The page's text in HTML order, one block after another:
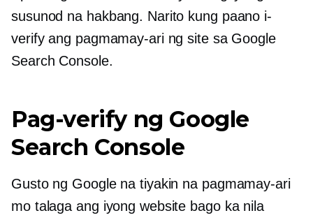
susunod na hakbang. Narito kung paano i-
verify ang pagmamay-ari ng site sa Google
Search Console.
Pag-verify ng Google
Search Console
Gusto ng Google na tiyakin na pagmamay-ari
mo talaga ang iyong website bago ka nila